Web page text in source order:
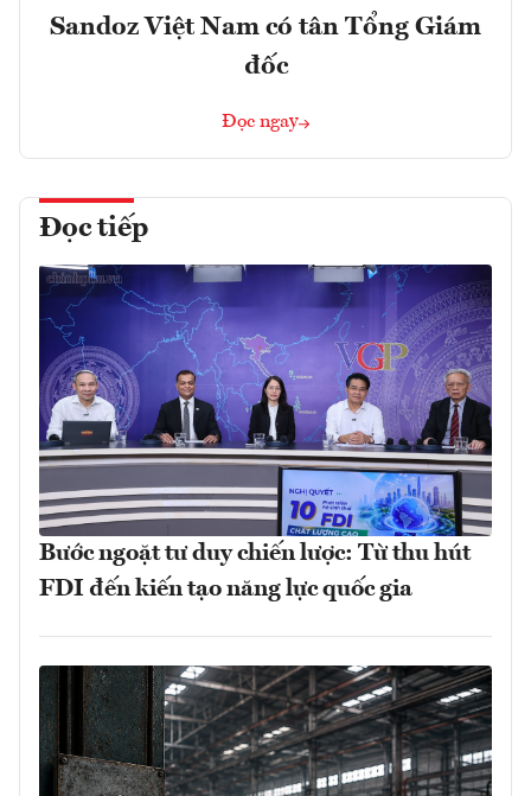
Sandoz Việt Nam có tân Tổng Giám
đốc
Đọc ngay
Đọc tiếp
Bước ngoặt tư duy chiến lược: Từ thu hút
FDI đến kiến tạo năng lực quốc gia